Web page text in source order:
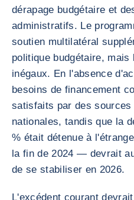
dérapage budgétaire et
administratifs. Le
soutien multilatéral
politique budgétaire,
inégaux. En l'absence
besoins de financement
satisfaits par des
nationales, tandis que la
% était détenue à
la fin de 2024 — devrait
de se stabiliser en 2026.
L'excédent courant